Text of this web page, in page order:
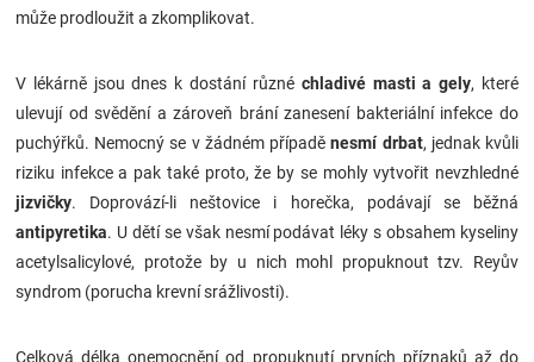
může prodloužit a zkomplikovat.
V lékárně jsou dnes k dostání různé chladivé masti a gely, které
ulevují od svědění a zároveň brání zanesení bakteriální infekce do
puchýřků. Nemocný se v žádném případěnesmí drbat, jednak kvůli
riziku infekce a pak také proto, že by se mohly vytvořit nevzhledné
jizvičky. Doprovází-li neštovice i horečka, podávají se běžná
antipyretika. U dětí se však nesmí podávat léky s obsahem kyseliny
acetylsalicylové, protože by u nich mohl propuknout tzv. Reyův
syndrom (porucha krevní srážlivosti).
Celková délka onemocnění od propuknutí prvních příznaků až do